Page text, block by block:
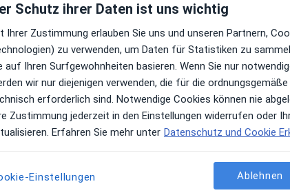
Meniskusriss
anzeigen
über Erfahrungen
Schutz ihrer Daten ist uns wichtig
Ihrer Zustimmung erlauben Sie uns und unseren Partnern,
zu verwenden, um Daten für Statistiken zu
auf Ihren Surfgewohnheiten basieren. Wenn Sie nur
wir nur diejenigen verwenden, die für die
erforderlich sind. Notwendige Cookies können nie
Zustimmung jederzeit in den Einstellungen widerrufen oder
Erfahren Sie mehr unter Datenschutz und Cookie
Einstellungen Ablehnen